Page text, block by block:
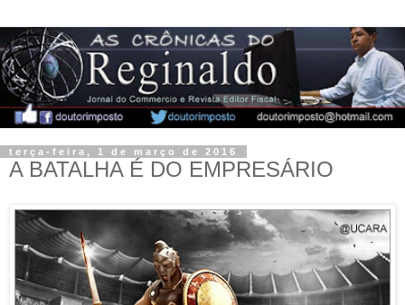
terça-feira, 1 de março de 2016
A BATALHA É DO EMPRESÁRIO